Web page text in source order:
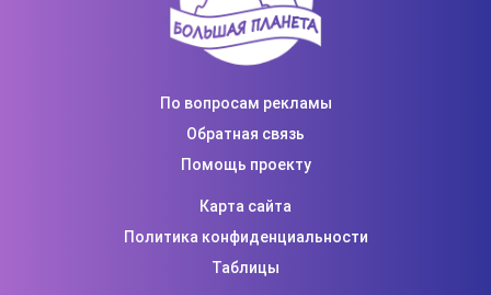
Карта сайта
Политика конфиденциальности
Таблицы
По вопросам рекламы
Обратная связь
Помощь проекту